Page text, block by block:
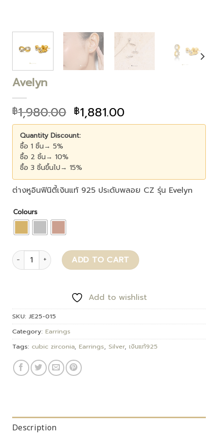
Avelyn
฿1,980.00 ฿1,881.00
Quantity Discount:
ซื้อ 1 ชิ้น→ 5%
ซื้อ 2 ชิ้น→ 10%
ซื้อ 3 ชิ้นขึ้นไป→ 15%
ต่างหูอินฟินิตี้เงินแท้ 925 ประดับพลอย CZ รุ่น Evelyn
Colours
Avelyn quantity ADD TO CART
Add to wishlist
SKU: JE25-015
Category: Earrings
Tags: cubic zirconia, Earrings, Silver, เงินแท้925
Description